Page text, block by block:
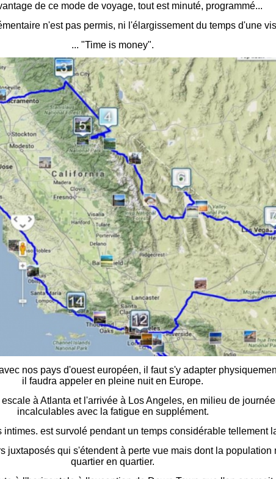
de ce mode de voyage, tout est minuté, programmé...
n'est pas permis, ni l'élargissement du temps d'une
... "Time is money".
nos pays d'ouest européen, il faut s'y adapter
il faudra appeler en pleine nuit en Europe.
à Atlanta et l'arrivée à Los Angeles, en milieu de
incalculables avec la fatigue en supplément.
intimes. est survolé pendant un temps considérable tellement
juxtaposés qui s'étendent à perte vue mais dont la
quartier en quartier.